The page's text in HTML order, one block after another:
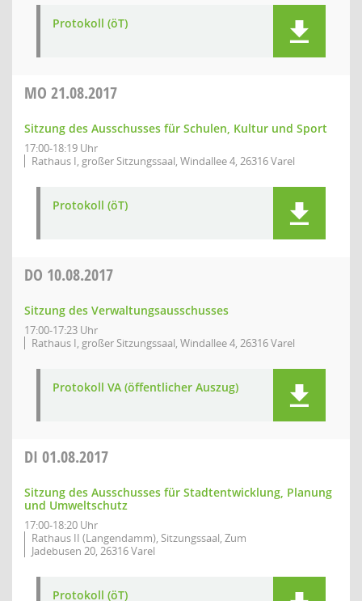
Protokoll (öT)
MO 21.08.2017
Sitzung des Ausschusses für Schulen, Kultur und Sport
17:00-18:19 Uhr
Rathaus I, großer Sitzungssaal, Windallee 4, 26316 Varel
Protokoll (öT)
DO 10.08.2017
Sitzung des Verwaltungsausschusses
17:00-17:23 Uhr
Rathaus I, großer Sitzungssaal, Windallee 4, 26316 Varel
Protokoll VA (öffentlicher Auszug)
DI 01.08.2017
Sitzung des Ausschusses für Stadtentwicklung, Planung
und Umweltschutz
17:00-18:20 Uhr
Rathaus II (Langendamm), Sitzungssaal, Zum
Jadebusen 20, 26316 Varel
Protokoll (öT)